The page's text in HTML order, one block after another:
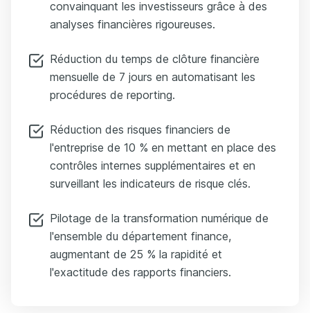
convainquant les investisseurs grâce à des
analyses financières rigoureuses.
Réduction du temps de clôture financière
mensuelle de 7 jours en automatisant les
procédures de reporting.
Réduction des risques financiers de
l'entreprise de 10 % en mettant en place des
contrôles internes supplémentaires et en
surveillant les indicateurs de risque clés.
Pilotage de la transformation numérique de
l'ensemble du département finance,
augmentant de 25 % la rapidité et
l'exactitude des rapports financiers.